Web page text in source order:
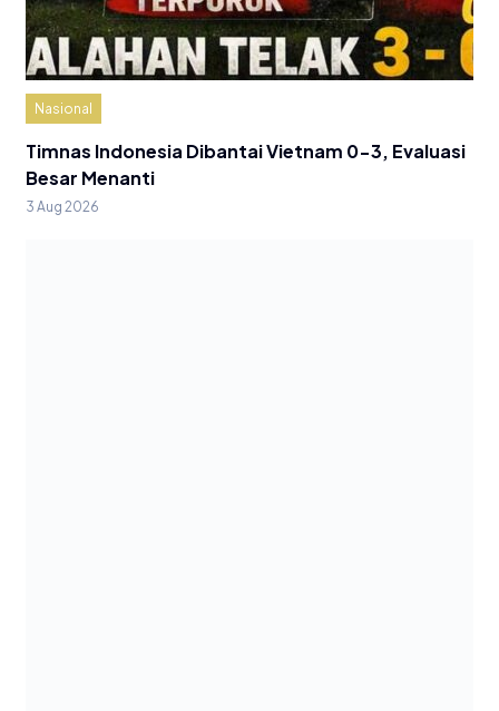
Nasional
Timnas Indonesia Dibantai Vietnam 0-3, Evaluasi
Besar Menanti
3 Aug 2026